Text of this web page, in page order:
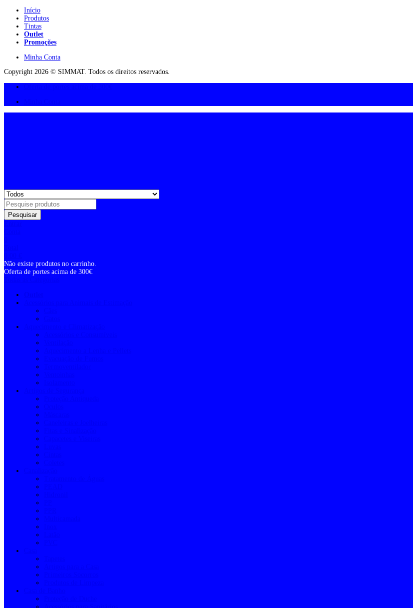
Início
Produtos
Tintas
Outlet
Promoções
Minha Conta
Copyright 2026 © SIMMAT. Todos os direitos reservados.
Pesquisar
Não existe produtos no carrinho.
Oferta de portes acima de 300€